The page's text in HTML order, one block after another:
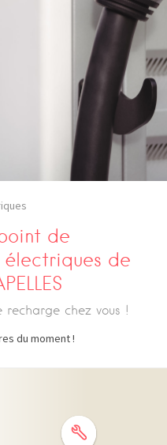
de
de
recharge chez vous !
du moment !